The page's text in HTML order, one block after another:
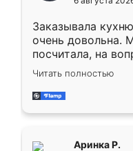
мебели буду
Заказывала
очень довольна.
посчитала, на
Замерщик
делу со всей
за день, ребята
Читать полностью
Аринка Р.